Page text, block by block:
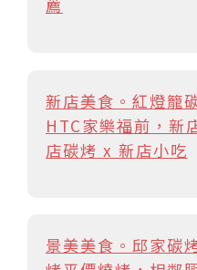
薦
新店美食。紅燈籠
HTC家樂福前，新
店碳烤 x 新店小吃
景美美食。邱家碳